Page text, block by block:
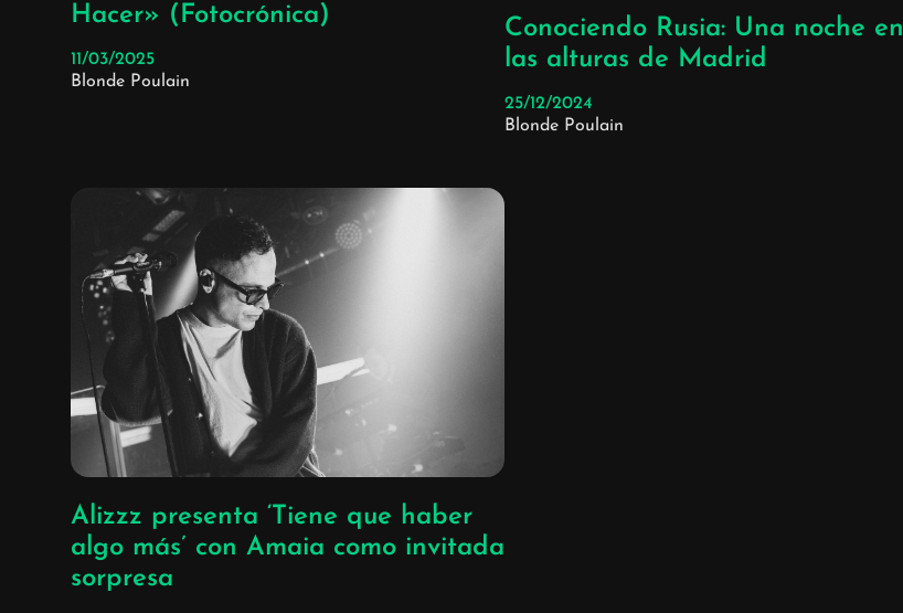
Hacer» (Fotocrónica)
11/03/2025
Blonde Poulain
Conociendo Rusia: Una noche en
las alturas de Madrid
25/12/2024
Blonde Poulain
Alizzz presenta ‘Tiene que haber
algo más’ con Amaia como invitada
sorpresa